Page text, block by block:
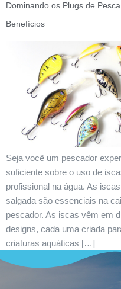
Dominando os Plugs de
Benefícios
Seja você um pescador
suficiente sobre o uso de
profissional na água. As
salgada são essenciais na
pescador. As iscas vêm em
designs, cada uma criada
criaturas aquáticas […]